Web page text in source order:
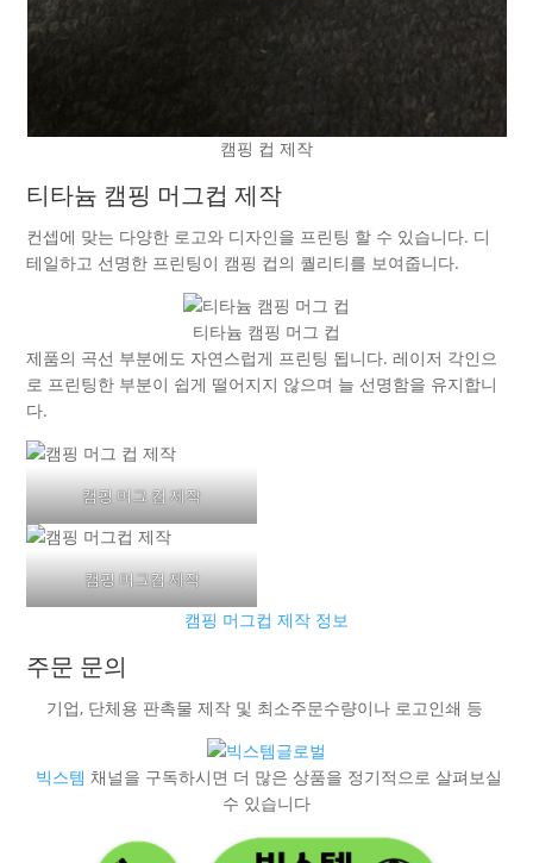
캠핑 컵 제작
티타늄 캠핑 머그컵 제작
컨셉에 맞는 다양한 로고와 디자인을 프린팅 할 수 있습니다. 디
테일하고 선명한 프린팅이 캠핑 컵의 퀄리티를 보여줍니다.
티타늄 캠핑 머그 컵
제품의 곡선 부분에도 자연스럽게 프린팅 됩니다. 레이저 각인으
로 프린팅한 부분이 쉽게 떨어지지 않으며 늘 선명함을 유지합니
다.
캠핑 머그 컵 제작
캠핑 머그컵 제작
캠핑 머그컵 제작 정보
주문 문의
기업, 단체용 판촉물 제작 및 최소주문수량이나 로고인쇄 등
빅스템 채널을 구독하시면 더 많은 상품을 정기적으로 살펴보실
수 있습니다